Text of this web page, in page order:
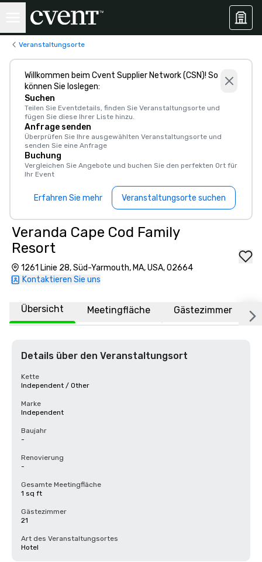
Veranstaltungsorte
Willkommen beim Cvent Supplier Network (CSN)! So
können Sie loslegen:
Suchen
Teilen Sie Eventdetails, finden Sie Veranstaltungsorte und
fügen Sie diese Ihrer Liste hinzu.
Anfrage senden
Überprüfen Sie Ihre ausgewählten Veranstaltungsorte und
senden Sie eine Anfrage
Buchung
Vergleichen Sie Angebote und buchen Sie den perfekten Ort für
Ihr Event
Erfahren Sie mehr Veranstaltungsorte suchen
Veranda Cape Cod Family
Resort
1261 Linie 28, Süd-Yarmouth, MA, USA, 02664
Kontaktieren Sie uns
Übersicht Meetingfläche Gästezimmer
Details über den Veranstaltungsort
Kette
Independent / Other
Marke
Independent
Baujahr
-
Renovierung
-
Gesamte Meetingfläche
1 sq ft
Gästezimmer
21
Art des Veranstaltungsortes
Hotel